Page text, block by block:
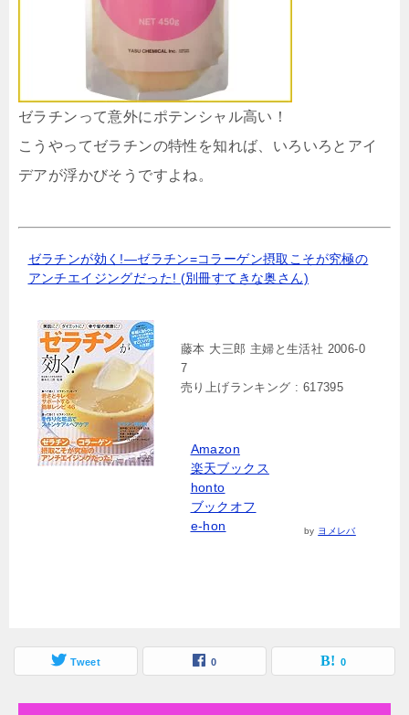
ゼラチンって意外にポテンシャル高い！
こうやってゼラチンの特性を知れば、いろいろとアイ
デアが浮かびそうですよね。
ゼラチンが効く!―ゼラチン=コラーゲン摂取こそが究極の
アンチエイジングだった! (別冊すてきな奥さん)
藤本 大三郎 主婦と生活社 2006-0
7
売り上げランキング : 617395
Amazon
楽天ブックス
honto
ブックオフ
e-hon
by ヨメレバ
Tweet 0 0